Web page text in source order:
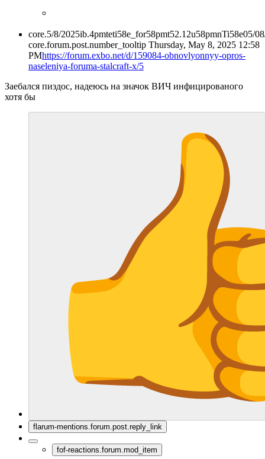
core.5/8/2025ib.4pmteti58e_for58pmt52.12u58pmnTi58e05/
core.forum.post.number_tooltip Thursday, May 8, 2025 12:58
PMhttps://forum.exbo.net/d/159084-obnovlyonnyy-opros-
naseleniya-foruma-stalcraft-x/5
Заебался пиздос, надеюсь на значок ВИЧ инфицированого
хотя бы
flarum-mentions.forum.post.reply_link
fof-reactions.forum.mod_item